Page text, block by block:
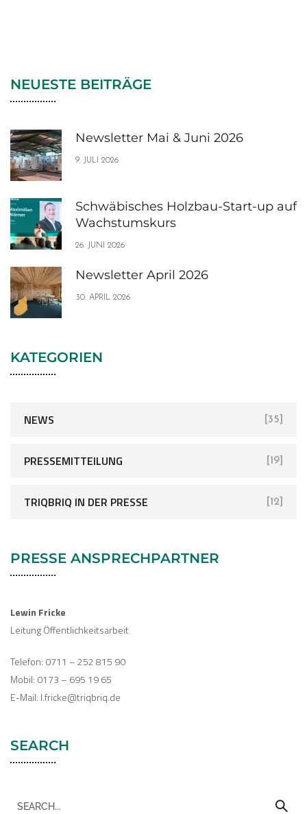
NEUESTE BEITRÄGE
Newsletter Mai & Juni 2026
9. JULI 2026
Schwäbisches Holzbau-Start-up auf
Wachstumskurs
26. JUNI 2026
Newsletter April 2026
30. APRIL 2026
KATEGORIEN
NEWS [35]
PRESSEMITTEILUNG [19]
TRIQBRIQ IN DER PRESSE [12]
PRESSE ANSPRECHPARTNER
Lewin Fricke
Leitung Öffentlichkeitsarbeit
Telefon: 0711 – 252 815 90
Mobil: 0173 – 695 19 65
E-Mail: l.fricke@triqbriq.de
SEARCH